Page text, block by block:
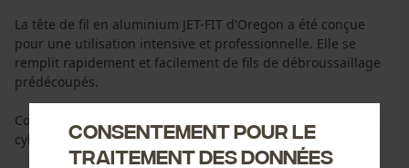
La tête de fil en aluminium JET-FIT d'Oregon a été conçue
pour une utilisation intensive et professionnelle. Elle se
remplit rapidement et facilement de fils de débroussaillage
prédécoupés.
Convient à la plupart des coupe-herbes à arbre droit d'une
cylindrée >/= 40 ccm
Consentement pour le
traitement des données